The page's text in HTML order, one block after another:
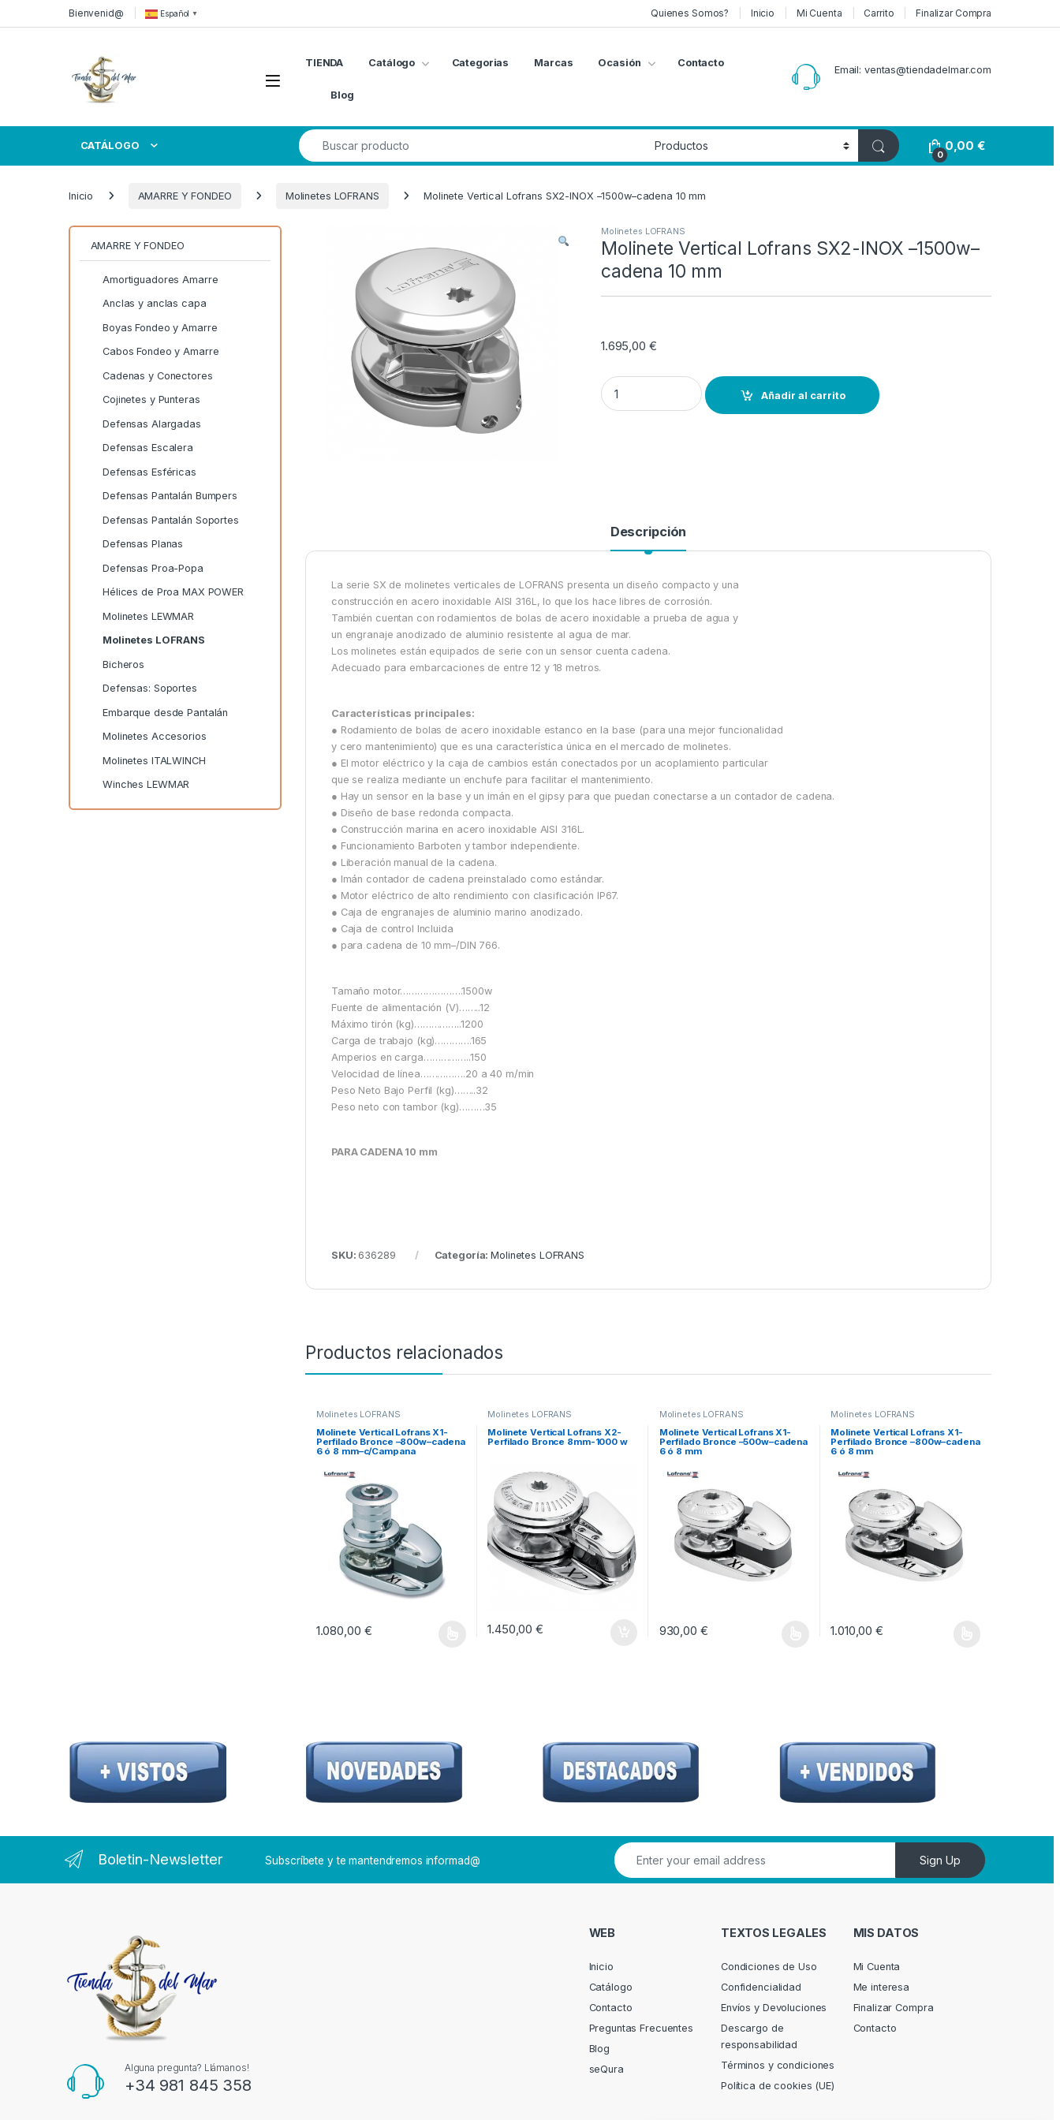
Skip to navigation
Skip to contentBienvenid@ Español ▼ Quienes Somos? Inicio Mi Cuenta Carrito Finalizar Compra
Open
TIENDA Catálogo Categorias Marcas Ocasión Contacto
Blog
Email: ventas@tiendadelmar.com
CATÁLOGO
Search for:
0
0,00€
Inicio AMARRE Y FONDEO Molinetes LOFRANS Molinete Vertical Lofrans SX2-INOX –1500w–cadena 10 mm
Molinetes LOFRANS
Molinete Vertical Lofrans SX2-INOX –1500w–
cadena 10 mm
1.695,00 €
Molinete Vertical Lofrans SX2-INOX –1500w–cadena 10 mm quantity
Añadir al carrito
Descripción
La serie SX de molinetes verticales de LOFRANS presenta un diseño compacto y una
construcción en acero inoxidable AISI 316L, lo que los hace libres de corrosión.
También cuentan con rodamientos de bolas de acero inoxidable a prueba de agua y
un engranaje anodizado de aluminio resistente al agua de mar.
Los molinetes están equipados de serie con un sensor cuenta cadena.
Adecuado para embarcaciones de entre 12 y 18 metros.
Características principales:
● Rodamiento de bolas de acero inoxidable estanco en la base (para una mejor funcionalidad
y cero mantenimiento) que es una característica única en el mercado de molinetes.
● El motor eléctrico y la caja de cambios están conectados por un acoplamiento particular
que se realiza mediante un enchufe para facilitar el mantenimiento.
● Hay un sensor en la base y un imán en el gipsy para que puedan conectarse a un contador de cadena.
● Diseño de base redonda compacta.
● Construcción marina en acero inoxidable AISI 316L.
● Funcionamiento Barboten y tambor independiente.
● Liberación manual de la cadena.
● Imán contador de cadena preinstalado como estándar.
● Motor eléctrico de alto rendimiento con clasificación IP67.
● Caja de engranajes de aluminio marino anodizado.
● Caja de control Incluida
● para cadena de 10 mm–/DIN 766.
Tamaño motor………………….1500w
Fuente de alimentación (V)……..12
Máximo tirón (kg)……………..1200
Carga de trabajo (kg)………….165
Amperios en carga……………..150
Velocidad de línea…………….20 a 40 m/min
Peso Neto Bajo Perfil (kg)……..32
Peso neto con tambor (kg)………35
PARA CADENA 10 mm
SKU: 636289 Categoría:Molinetes LOFRANS
Productos relacionados
Molinetes LOFRANS
Molinete Vertical Lofrans X1-
Perfilado Bronce –800w–cadena
6 ó 8 mm–c/Campana
1.080,00 €
Este producto tiene múltiples variantes. Las opciones se pueden elegir en la página de producto
Molinetes LOFRANS
Molinete Vertical Lofrans X2-
Perfilado Bronce 8mm-1000 w
1.450,00€
Molinetes LOFRANS
Molinete Vertical Lofrans X1-
Perfilado Bronce –500w–cadena
6 ó 8 mm
930,00 €
Este producto tiene múltiples variantes. Las opciones se pueden elegir en la
Molinetes LOFRANS
Molinete Vertical Lofrans X1-
Perfilado Bronce –800w–cadena
6 ó 8 mm
1.010,00€
Este producto tiene múltiples variantes. Las
AMARRE Y FONDEO
Amortiguadores Amarre
Anclas y anclas capa
Boyas Fondeo y Amarre
Cabos Fondeo y Amarre
Cadenas y Conectores
Cojinetes y Punteras
Defensas Alargadas
Defensas Escalera
Defensas Esféricas
Defensas Pantalán Bumpers
Defensas Pantalán Soportes
Defensas Planas
Defensas Proa-Popa
Hélices de Proa MAX POWER
Molinetes LEWMAR
Molinetes LOFRANS
Bicheros
Defensas: Soportes
Embarque desde Pantalán
Molinetes Accesorios
Molinetes ITALWINCH
Winches LEWMAR
Boletin-Newsletter Subscríbete y te mantendremos informad@ Sign Up
Alguna pregunta? Llámanos!
+34 981 845 358
WEB
Inicio
Catálogo
Contacto
Preguntas Frecuentes
Blog
seQura
TEXTOS LEGALES
Condiciones de Uso
Confidencialidad
Envíos y Devoluciones
Descargo de
responsabilidad
Términos y condiciones
Política de cookies (UE)
MIS DATOS
Mi Cuenta
Me interesa
Finalizar Compra
Contacto